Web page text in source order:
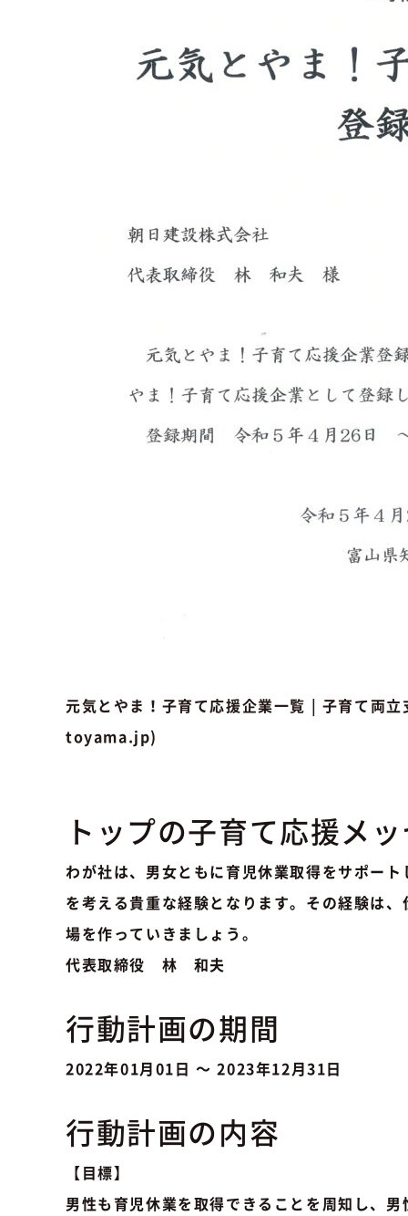
元気とやま！子育て応援企業一覧 | 子育て
toyama.jp)
トップの子育て応援メ
わが社は、男女ともに育児休業取得をサポー
を考える貴重な経験となります。その経験は
場を作っていきましょう。
代表取締役 林 和夫
行動計画の期間
2022年01月01日 ～ 2023年12月31日
行動計画の内容
【目標】
男性も育児休業を取得できることを周知し、